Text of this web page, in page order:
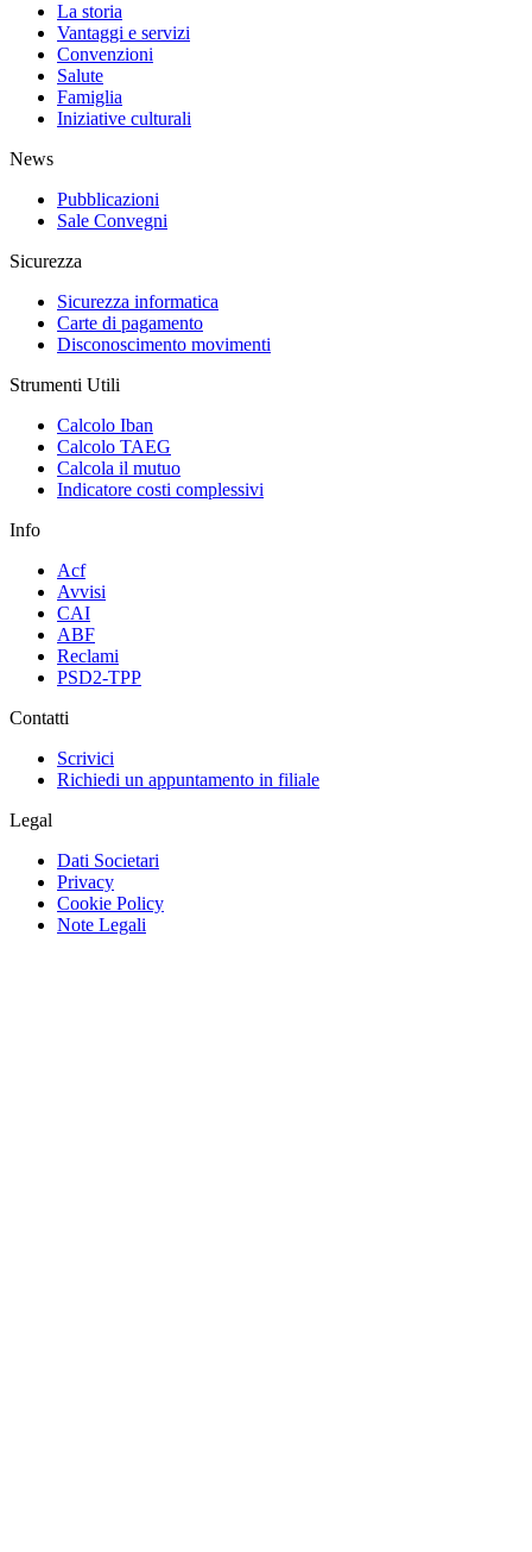
La storia
Vantaggi e servizi
Convenzioni
Salute
Famiglia
Iniziative culturali
News
Pubblicazioni
Sale Convegni
Sicurezza
Sicurezza informatica
Carte di pagamento
Disconoscimento movimenti
Strumenti Utili
Calcolo Iban
Calcolo TAEG
Calcola il mutuo
Indicatore costi complessivi
Info
Acf
Avvisi
CAI
ABF
Reclami
PSD2-TPP
Contatti
Scrivici
Richiedi un appuntamento in filiale
Legal
Dati Societari
Privacy
Cookie Policy
Note Legali